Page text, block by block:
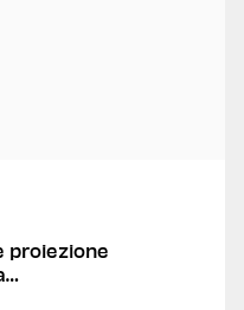
proiezione